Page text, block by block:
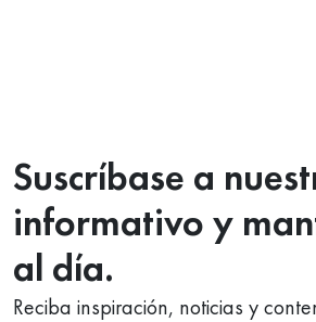
Suscríbase a
informativo y
al día.
Reciba inspiración, noticias y